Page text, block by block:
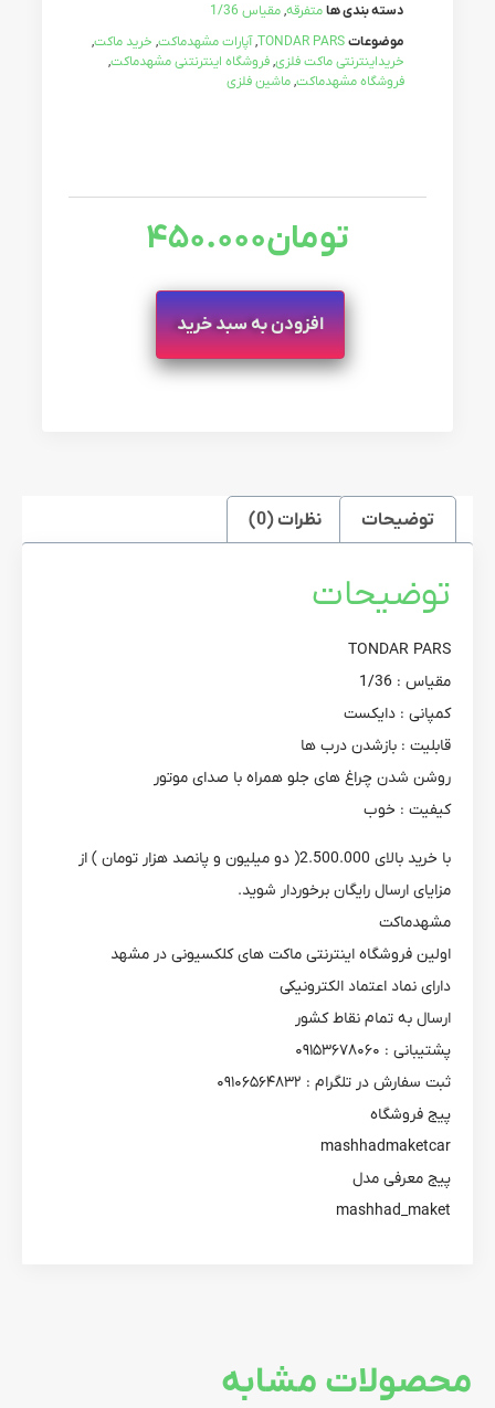
دسته بندی هامتفرقه,مقیاس 1/36
موضوعاتTONDAR PARS
,آپارات مشهدماکت, خرید ماکت,
خریداینترنتی ماکت فلزی,فروشگاه اینترنتنی مشهدماکت,
فروشگاه مشهدماکت,ماشین فلزی
تومان450.000
افزودن به سبد خرید
توضیحات نظرات (0)
توضیحات
TONDAR PARS
مقیاس : 1/36
کمپانی : دایکست
قابلیت : بازشدن درب ها
روشن شدن چراغ های جلو همراه با صدای موتور
کیفیت : خوب
با خرید بالای 2.500.000( دو میلیون و پانصد هزار تومان ) از
مزایای ارسال رایگان برخوردار شوید.
مشهدماکت
اولین فروشگاه اینترنتی ماکت های کلکسیونی در مشهد
دارای نماد اعتماد الکترونیکی
ارسال به تمام نقاط کشور
پشتیبانی : ۰۹۱۵۳۶۷۸۰۶۰
ثبت سفارش در تلگرام : ۰۹۱۰۶۵۶۴۸۳۲
پیج فروشگاه
mashhadmaketcar
پیج معرفی مدل
mashhad_maket
محصولات مشابه